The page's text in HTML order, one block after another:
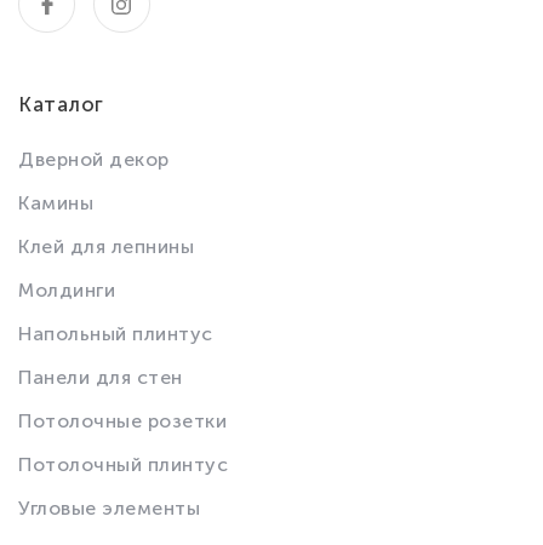
Каталог
Дверной декор
Камины
Клей для лепнины
Молдинги
Напольный плинтус
Панели для стен
Потолочные розетки
Потолочный плинтус
Угловые элементы